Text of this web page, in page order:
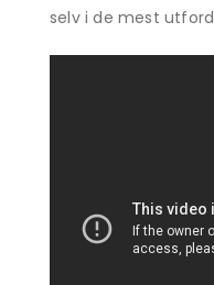
selv i de mest